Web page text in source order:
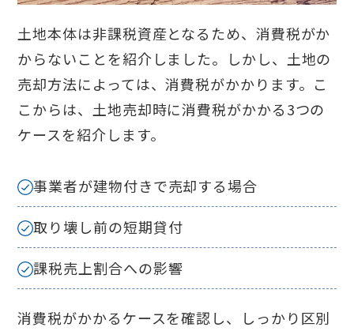
土地本体は非課税資産となるため、消費税がか
からないことを紹介しました。しかし、土地の
売却方法によっては、消費税がかかります。こ
こからは、土地売却時に消費税がかかる3つの
ケースを紹介します。
事業者が建物付きで売却する場合
取り壊し前の短期貸付
課税売上割合への影響
消費税がかかるケースを確認し、しっかり区別